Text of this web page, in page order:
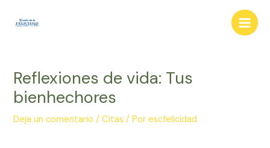
Main
Reflexiones de vida: Tus
bienhechores
Deja un comentario /Citas / Porescfelicidad